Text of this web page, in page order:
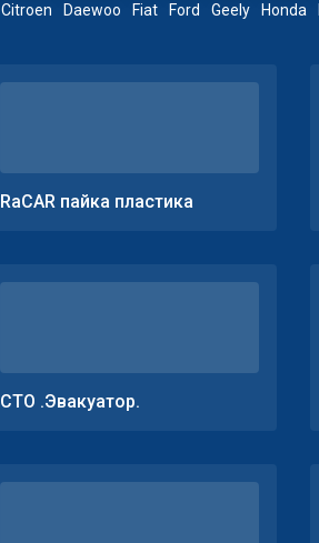
Citroen Daewoo Fiat Ford Geely Honda
RaCAR пайка пластика
СТО .Эвакуатор.